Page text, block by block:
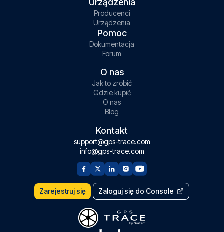
Producenci
Urządzenia
Pomoc
Dokumentacja
Forum
O nas
Jak to zrobić
Gdzie kupić
O nas
Blog
Kontakt
support@gps-trace.com
info@gps-trace.com
Zarejestruj się Zaloguj się do Console